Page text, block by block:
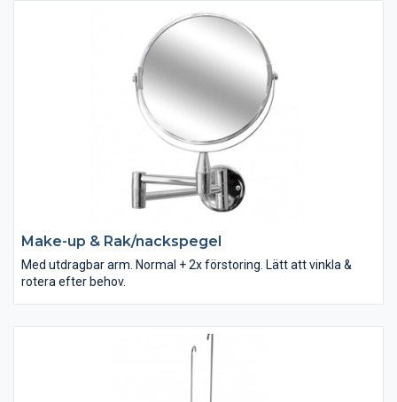
Make-up & Rak/nackspegel
Med utdragbar arm. Normal + 2x förstoring. Lätt att vinkla &
rotera efter behov.